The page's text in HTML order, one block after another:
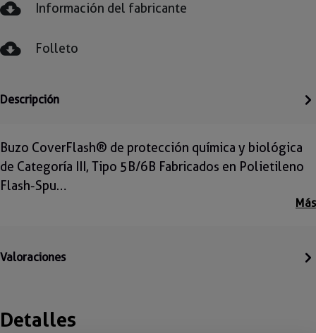
Información del fabricante
Folleto
Descripción
Buzo CoverFlash® de protección química y biológica
de Categoría III, Tipo 5B/6B Fabricados en Polietileno
Flash-Spu…
Más
Valoraciones
Detalles